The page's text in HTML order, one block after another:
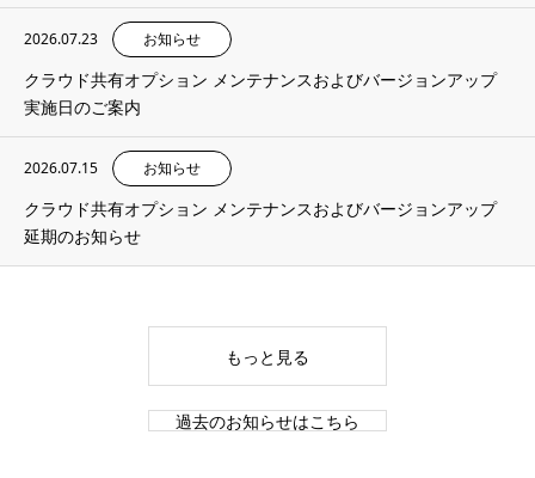
2026.07.23 お知らせ
クラウド共有オプション メンテナンスおよびバージョンアップ
実施日のご案内
2026.07.15 お知らせ
クラウド共有オプション メンテナンスおよびバージョンアップ
延期のお知らせ
もっと見る
過去のお知らせはこちら